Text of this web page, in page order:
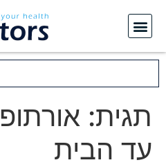
תגית:
עד הבית